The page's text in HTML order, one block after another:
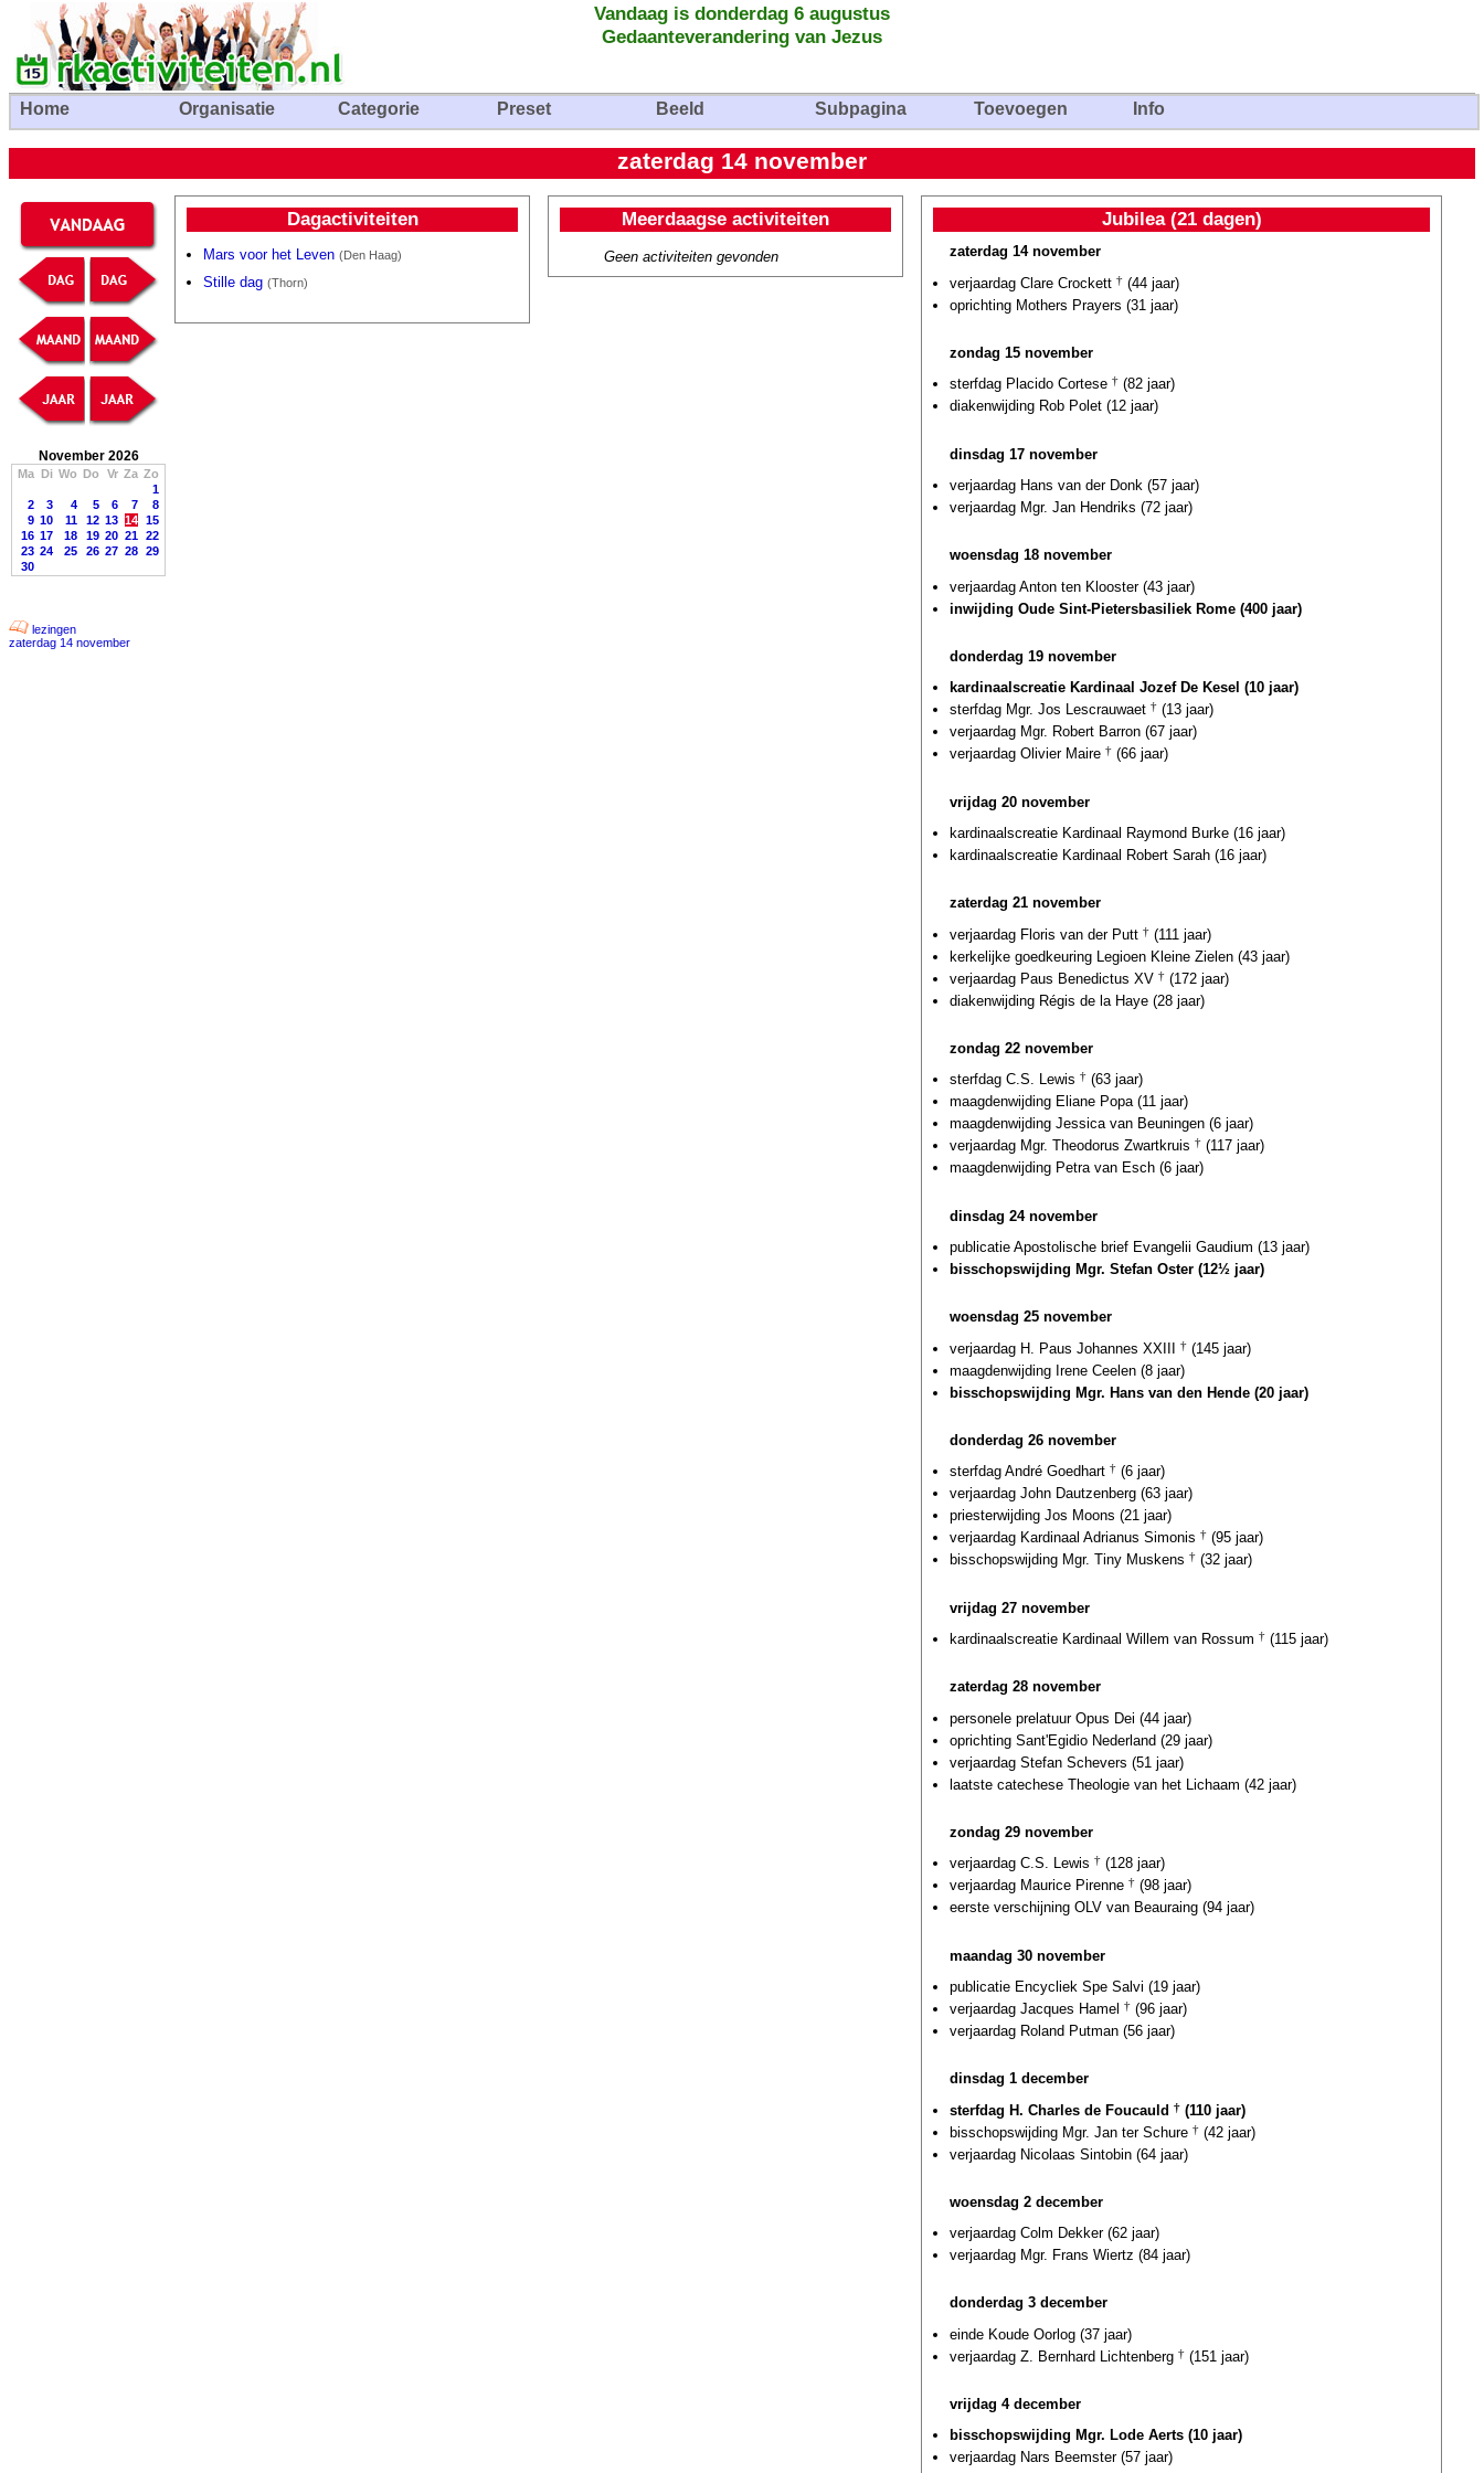
Vandaag is donderdag 6 augustus
Gedaanteverandering van Jezus
Home Organisatie Categorie Preset Beeld Subpagina Toevoegen Info
zaterdag 14 november
November 2026
Ma Di Wo Do Vr Za Zo
1
2
3 4 5 6 7
8
9 10 11 12 13 14 15
16 17 18 19 20 21 22
23 24 25 26 27 28 29
30
lezingen
zaterdag 14 november
Dagactiviteiten
Mars voor het Leven (Den Haag)
Stille dag (Thorn)
Meerdaagse activiteiten
Geen activiteiten gevonden
Jubilea (21 dagen)
zaterdag 14 november
verjaardag Clare Crockett † (44 jaar)
oprichting Mothers Prayers (31 jaar)
zondag 15 november
sterfdag Placido Cortese † (82 jaar)
diakenwijding Rob Polet (12 jaar)
dinsdag 17 november
verjaardag Hans van der Donk (57 jaar)
verjaardag Mgr. Jan Hendriks (72 jaar)
woensdag 18 november
verjaardag Anton ten Klooster (43 jaar)
inwijding Oude Sint-Pietersbasiliek Rome (400 jaar)
donderdag 19 november
kardinaalscreatie Kardinaal Jozef De Kesel (10 jaar)
sterfdag Mgr. Jos Lescrauwaet † (13 jaar)
verjaardag Mgr. Robert Barron (67 jaar)
verjaardag Olivier Maire † (66 jaar)
vrijdag 20 november
kardinaalscreatie Kardinaal Raymond Burke (16 jaar)
kardinaalscreatie Kardinaal Robert Sarah (16 jaar)
zaterdag 21 november
verjaardag Floris van der Putt † (111 jaar)
kerkelijke goedkeuring Legioen Kleine Zielen (43 jaar)
verjaardag Paus Benedictus XV † (172 jaar)
diakenwijding Régis de la Haye (28 jaar)
zondag 22 november
sterfdag C.S. Lewis † (63 jaar)
maagdenwijding Eliane Popa (11 jaar)
maagdenwijding Jessica van Beuningen (6 jaar)
verjaardag Mgr. Theodorus Zwartkruis † (117 jaar)
maagdenwijding Petra van Esch (6 jaar)
dinsdag 24 november
publicatie Apostolische brief Evangelii Gaudium (13 jaar)
bisschopswijding Mgr. Stefan Oster (12½ jaar)
woensdag 25 november
verjaardag H. Paus Johannes XXIII † (145 jaar)
maagdenwijding Irene Ceelen (8 jaar)
bisschopswijding Mgr. Hans van den Hende (20 jaar)
donderdag 26 november
sterfdag André Goedhart † (6 jaar)
verjaardag John Dautzenberg (63 jaar)
priesterwijding Jos Moons (21 jaar)
verjaardag Kardinaal Adrianus Simonis † (95 jaar)
bisschopswijding Mgr. Tiny Muskens † (32 jaar)
vrijdag 27 november
kardinaalscreatie Kardinaal Willem van Rossum † (115 jaar)
zaterdag 28 november
personele prelatuur Opus Dei (44 jaar)
oprichting Sant'Egidio Nederland (29 jaar)
verjaardag Stefan Schevers (51 jaar)
laatste catechese Theologie van het Lichaam (42 jaar)
zondag 29 november
verjaardag C.S. Lewis † (128 jaar)
verjaardag Maurice Pirenne † (98 jaar)
eerste verschijning OLV van Beauraing (94 jaar)
maandag 30 november
publicatie Encycliek Spe Salvi (19 jaar)
verjaardag Jacques Hamel
† (96 jaar)
verjaardag Roland Putman (56 jaar)
dinsdag 1 december
sterfdag H. Charles de Foucauld † (110 jaar)
bisschopswijding Mgr. Jan ter Schure † (42 jaar)
verjaardag Nicolaas Sintobin (64 jaar)
woensdag 2 december
verjaardag Colm Dekker (62 jaar)
verjaardag Mgr. Frans Wiertz (84 jaar)
donderdag 3 december
einde Koude Oorlog (37 jaar)
verjaardag Z. Bernhard Lichtenberg † (151 jaar)
vrijdag 4 december
bisschopswijding Mgr. Lode Aerts (10 jaar)
verjaardag Nars Beemster (57 jaar)